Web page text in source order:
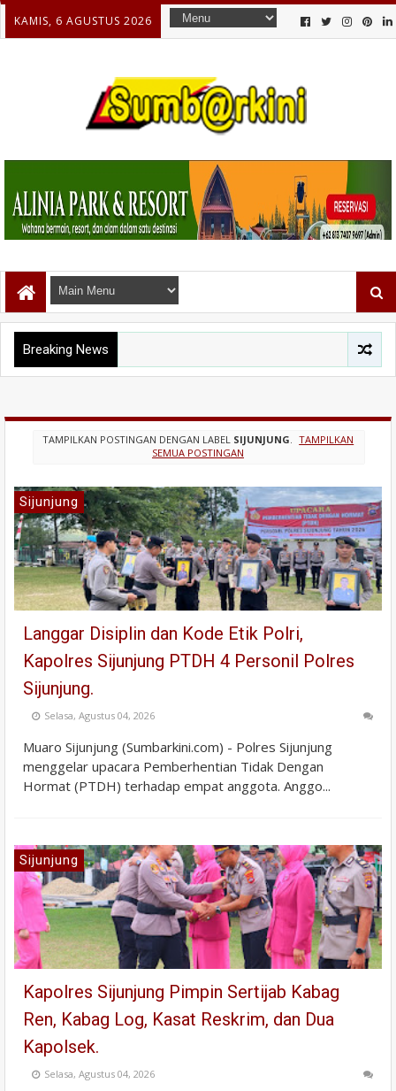
KAMIS, 6 AGUSTUS 2026
Breaking News
TAMPILKAN POSTINGAN DENGAN LABEL SIJUNJUNG. TAMPILKAN
SEMUA POSTINGAN
Sijunjung
Langgar Disiplin dan Kode Etik Polri,
Kapolres Sijunjung PTDH 4 Personil Polres
Sijunjung.
Selasa, Agustus 04, 2026
Muaro Sijunjung (Sumbarkini.com) - Polres Sijunjung
menggelar upacara Pemberhentian Tidak Dengan
Hormat (PTDH) terhadap empat anggota. Anggo...
Sijunjung
Kapolres Sijunjung Pimpin Sertijab Kabag
Ren, Kabag Log, Kasat Reskrim, dan Dua
Kapolsek.
Selasa, Agustus 04, 2026